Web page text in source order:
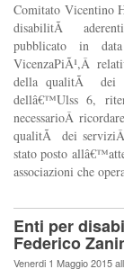
Comitato Vicentino
disabilitÃ
pubblicato in
VicenzaPiÃ¹,Â
della qualitÃ dei
dellâ€™Ulss 6,
necessarioÂ
qualitÃ dei
stato posto
associazioni che
Enti per
Federico
Venerdi 1 Maggio 2015